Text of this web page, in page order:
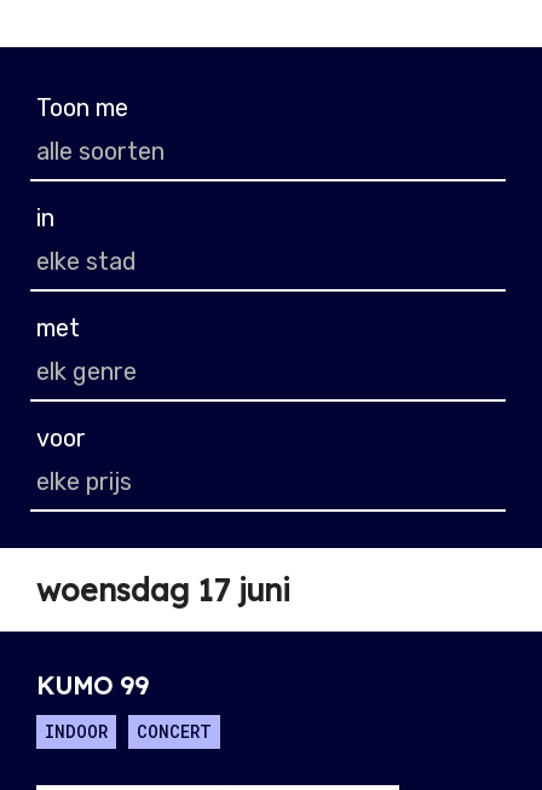
Toon me
in
met
voor
woensdag 17 juni
KUMO 99
INDOOR CONCERT